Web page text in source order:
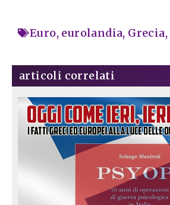
Euro, eurolandia, Grecia,
articoli correlati